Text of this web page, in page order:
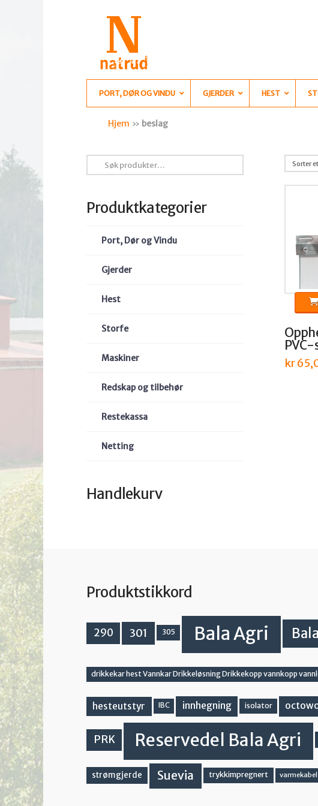
PORT, DØR OG VINDU GJERDER HEST
Hjem » beslag
kr
etter:
Produktkategorier
Port, Dør og Vindu
Gjerder
Hest
Storfe
Maskiner
Redskap og tilbehør
Restekassa
Netting
Handlekurv
Produktstikkord
290 301 305 Bala Agri
drikkekar hest Vannkar Drikkeløsning Drikkekopp vannkopp
hesteutstyr IBC innhegning isolator
PRK Reservedel Bala Agri
strømgjerde Suevia trykkimpregnert varmekabel